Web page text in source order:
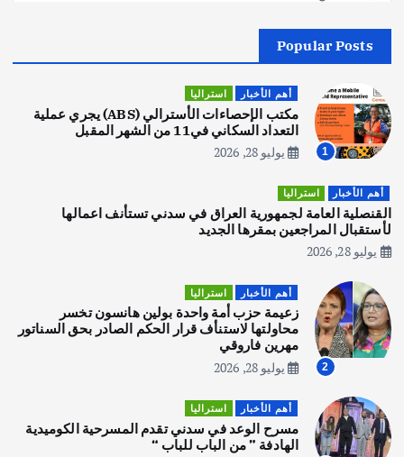
2
اصبح بطلاً لأستراليا بلعبة كمال الاجسام
يوليو 30, 2026
3
يوليو 30, 2026
4
المقبل
يوليو 28, 2026
أهم الأخبار ثقافة وفنون
انطلاق ورشة التمثيل في مدينة كلباء الاماراتية
أغسطس 5, 2026
Popular Posts
1
أهم الأخبار استراليا
مكتب الإحصاءات الأسترالي (ABS) يجري عملية
التعداد السكاني في11 من الشهر المقبل
يوليو 28, 2026
أهم الأخبار استراليا
القنصلية العامة لجمهورية العراق في سدني تستأنف اعمالها
لأستقبال المراجعين بمقرها الجديد
يوليو 28, 2026
2
أهم الأخبار استراليا
زعيمة حزب أمة واحدة بولين هانسون تخسر
محاولتها لاستنأف قرار الحكم الصادر بحق السناتور
مهرين فاروقي
يوليو 28, 2026
أهم الأخبار استراليا
مسرح الوعد في سدني تقدم المسرحية الكوميدية
الهادفة ” من الباب للباب “